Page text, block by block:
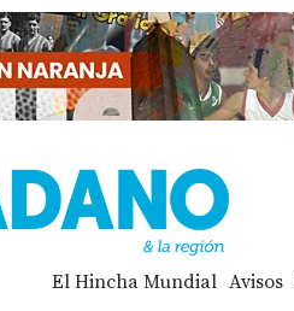
El Hincha Mundial Avisos